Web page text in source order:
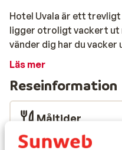
Hotel Uvala är ett
ligger otroligt vackert ut
vänder dig har du
bergssluttningarna och
du kan enkelt göra den
bussen som stannar i
ligger precis nedanför
poolområde som
Läs mer
Reseinformation
Måltider